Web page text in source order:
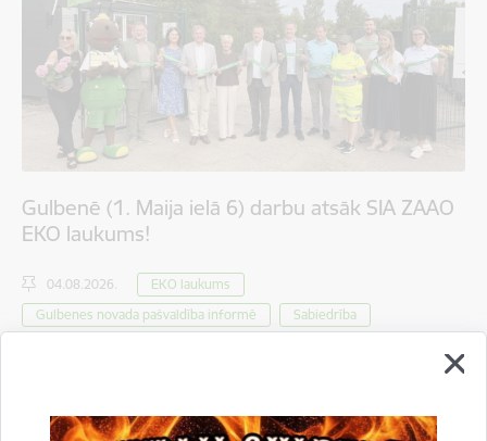
Gulbenē (1. Maija ielā 6) darbu atsāk SIA ZAAO
EKO laukums!
04.08.2026.
EKO laukums
Gulbenes novada pašvaldība informē
Sabiedrība